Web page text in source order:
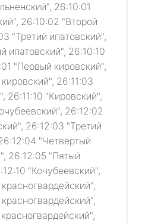
26:10:01
26:10:02 "Второй
"Третий ипатовский",
ипатовский", 26:10:10
"Первый кировский",
26:11:03
26:11:10 "Кировский",
26:12:02
26:12:03 "Третий
"Четвертый
26:12:05 "Пятый
"Кочубеевский",